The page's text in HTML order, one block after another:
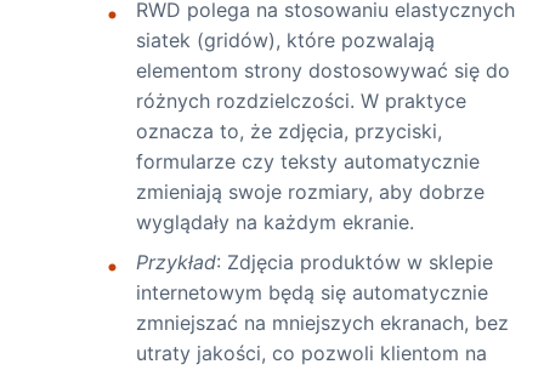
RWD polega na stosowaniu elastycznych
siatek (gridów), które pozwalają
elementom strony dostosowywać się do
różnych rozdzielczości. W praktyce
oznacza to, że zdjęcia, przyciski,
formularze czy teksty automatycznie
zmieniają swoje rozmiary, aby dobrze
wyglądały na każdym ekranie.
Przykład: Zdjęcia produktów w sklepie
internetowym będą się automatycznie
zmniejszać na mniejszych ekranach, bez
utraty jakości, co pozwoli klientom na